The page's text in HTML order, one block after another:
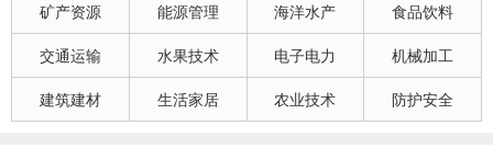
矿产资源 能源管理 海洋水产 食品饮料
交通运输 水果技术 电子电力 机械加工
建筑建材 生活家居 农业技术 防护安全